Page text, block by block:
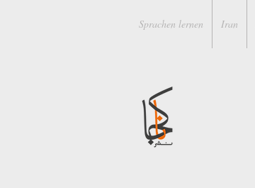
Sprachen lernen Iran